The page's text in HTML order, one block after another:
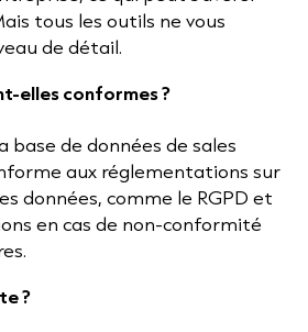
tous les outils ne vous
de détail.
elles conformes ?
base de données de sales
aux réglementations sur
données, comme le RGPD et
en cas de non-conformité
?